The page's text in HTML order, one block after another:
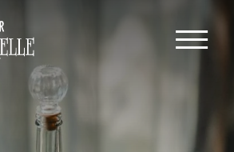
DE